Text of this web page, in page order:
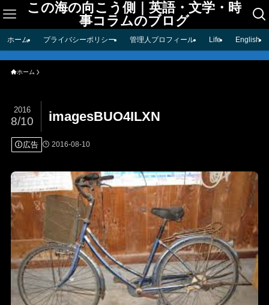
この海の向こう側｜英語・文学・時
事コラムのブログ
ホーム プライバシーポリシー 管理人プロフィール Life English
ホーム
imagesBUO4ILXN
2016
8/10
広告 2016-08-10